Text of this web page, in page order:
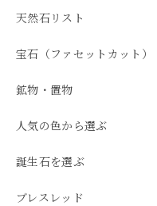
天然石リスト
宝石（ファセットカット）
鉱物・置物
人気の色から選ぶ
誕生石を選ぶ
ブレスレッド